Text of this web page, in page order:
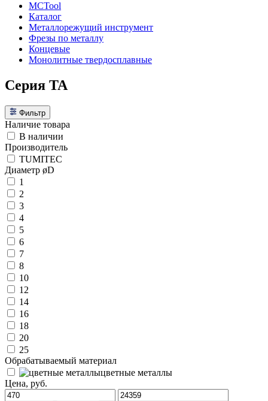
MCTool
Каталог
Металлорежущий инструмент
Фрезы по металлу
Концевые
Монолитные твердосплавные
Серия TA
Фильтр
Наличие товара
В наличии
Производитель
TUMITEC
Диаметр øD
1
2
3
4
5
6
7
8
10
12
14
16
18
20
25
Обрабатываемый материал
цветные металлы
Цена, руб.